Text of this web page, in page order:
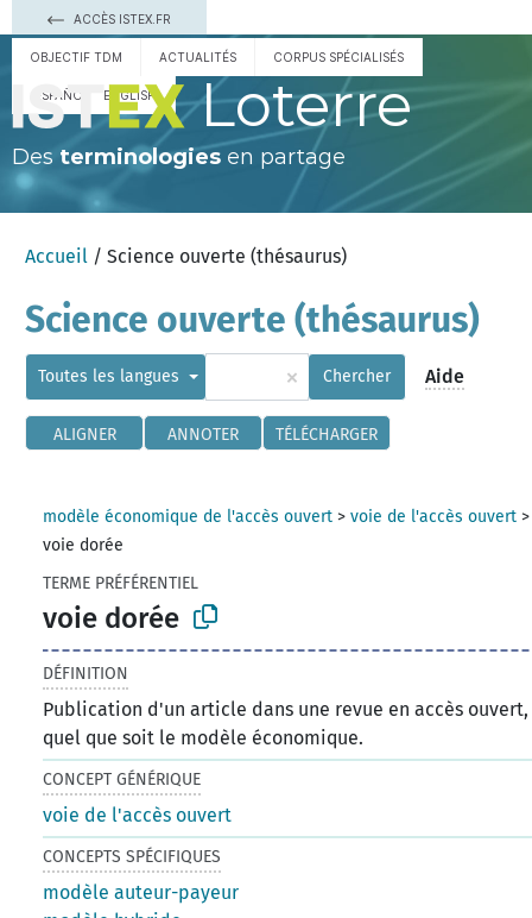
ACCÈS ISTEX.FR
OBJECTIF TDM ACTUALITÉS CORPUS SPÉCIALISÉS
ESPAÑOL ENGLISH Loterre
Des terminologies en partage
Accueil / Science ouverte (thésaurus)
Science ouverte (thésaurus)
Toutes les langues × Chercher Aide
ALIGNER ANNOTER TÉLÉCHARGER
modèle économique de l'accès ouvert >voie de l'accès ouvert >
voie dorée
TERME PRÉFÉRENTIEL
voie dorée
DÉFINITION
Publication d'un article dans une revue en accès ouvert,
quel que soit le modèle économique.
CONCEPT GÉNÉRIQUE
voie de l'accès ouvert
CONCEPTS SPÉCIFIQUES
modèle auteur-payeur